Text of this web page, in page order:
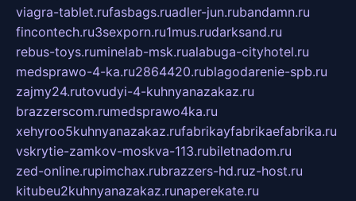
viagra-tablet.rufasbags.ruadler-jun.rubandamn.ru
fincontech.ru3sexporn.ru1mus.rudarksand.ru
rebus-toys.ruminelab-msk.rualabuga-cityhotel.ru
medsprawo-4-ka.ru2864420.rublagodarenie-spb.ru
zajmy24.rutovudyi-4-kuhnyanazakaz.ru
brazzerscom.rumedsprawo4ka.ru
xehyroo5kuhnyanazakaz.rufabrikayfabrikaefabrika.ru
vskrytie-zamkov-moskva-113.rubiletnadom.ru
zed-online.rupimchax.rubrazzers-hd.ruz-host.ru
kitubeu2kuhnyanazakaz.runaperekate.ru